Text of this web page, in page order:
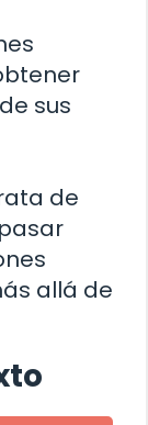
sus
de
allá de